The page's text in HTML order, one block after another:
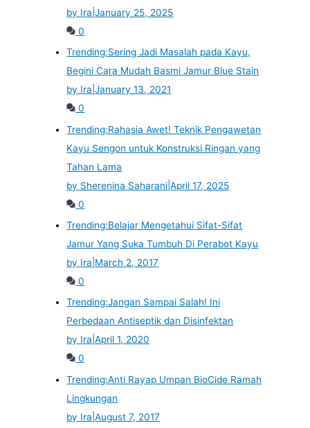
by Ira |January 25, 2025
0
Trending:Sering Jadi Masalah pada Kayu,
Begini Cara Mudah Basmi Jamur Blue Stain
by Ira |January 13, 2021
0
Trending:Rahasia Awet! Teknik Pengawetan
Kayu Sengon untuk Konstruksi Ringan yang
Tahan Lama
by Sherenina Saharani |April 17, 2025
0
Trending:Belajar Mengetahui Sifat-Sifat
Jamur Yang Suka Tumbuh Di Perabot Kayu
by Ira March 2, 2017
0
Trending:Jangan Sampai Salah! Ini
Perbedaan Antiseptik dan Disinfektan
by Ira |April 1, 2020
0
Trending:Anti Rayap Umpan BioCide Ramah
Lingkungan
by Ira |August 7, 2017